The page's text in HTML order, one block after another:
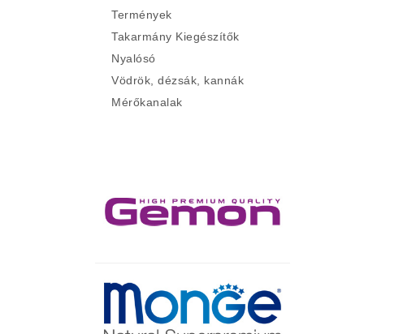
Termények
Takarmány Kiegészítők
Nyalósó
Vödrök, dézsák, kannák
Mérőkanalak